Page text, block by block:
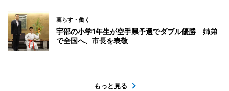
暮らす・働く
宇部の小学1年生が空手県予選でダブル優勝 姉弟
で全国へ、市長を表敬
もっと見る